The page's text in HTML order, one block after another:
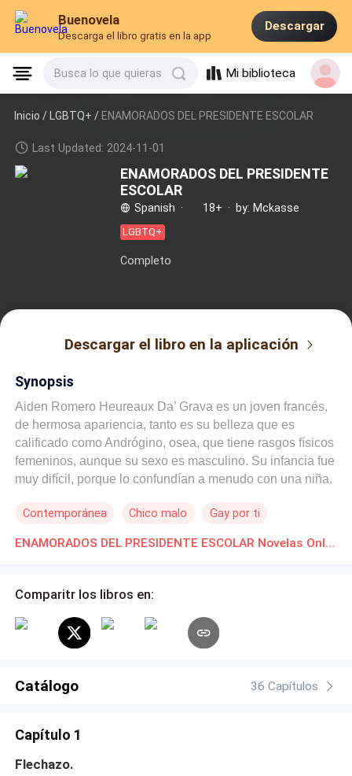
Buenovela
Descarga el libro gratis en la app
Descargar
Busca lo que quieras Mi biblioteca
Inicio /LGBTQ+ / ENAMORADOS DEL PRESIDENTE ESCOLAR
Last Updated: 2024-11-01
ENAMORADOS DEL PRESIDENTE
ESCOLAR
Spanish · 18+ · by: Mckasse
LGBTQ+
Completo
Descargar el libro en la aplicación
Synopsis
Aiden Romero Heureaux Da’ Grava es un joven francés,
de hermosa apariencia, tanto es su belleza que es
calificado como Andrógino, osea, que tiene rasgos físicos
femeninos, aunque su sexo es masculino. Su infancia fue
muy difícil, porque lo confundían a menudo con una niña.
figura. A mitad de su primer semestre en la universidad,
Reséndiz, un joven italiano de 19 años, atlético,
fue enviado en contra de su voluntad, por sus padres
italianos a estudiar la misma carretera profesional en la
ciudad del amor (París), para que ayude a sus hermanas
trillizas en un futuro, y deje de estar de mujeriego y
se enamora a primera vista de Aiden, a quien confunde
con una chica por su belleza única e intrigante, no es
se da cuenta de su error, pero ya era muy tarde lo había
es considera heterosexual, no tiene prejuicios ya que es
Contemporánea Chico malo Gay por ti
ENAMORADOS DEL PRESIDENTE ESCOLAR Novelas Online Descarga gratuita de PDF
Comparitr los libros en:
Catálogo 36 Capítulos
Capítulo 1
Flechazo.